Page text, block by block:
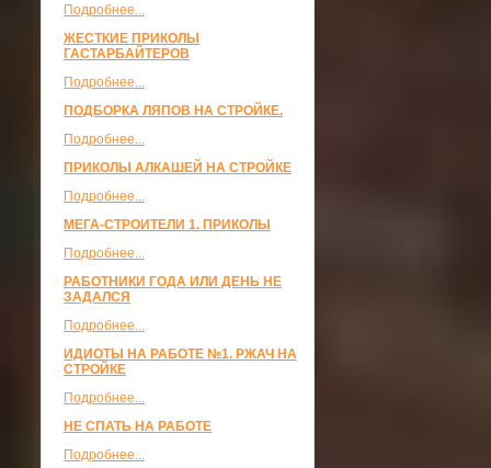
Подробнее...
ЖЕСТКИЕ ПРИКОЛЫ
ГАСТАРБАЙТЕРОВ
Подробнее...
ПОДБОРКА ЛЯПОВ НА СТРОЙКЕ.
Подробнее...
ПРИКОЛЫ АЛКАШЕЙ НА СТРОЙКЕ
Подробнее...
МЕГА-СТРОИТЕЛИ 1. ПРИКОЛЫ
Подробнее...
РАБОТНИКИ ГОДА ИЛИ ДЕНЬ НЕ
ЗАДАЛСЯ
Подробнее...
ИДИОТЫ НА РАБОТЕ №1. РЖАЧ НА
СТРОЙКЕ
Подробнее...
НЕ СПАТЬ НА РАБОТЕ
Подробнее...